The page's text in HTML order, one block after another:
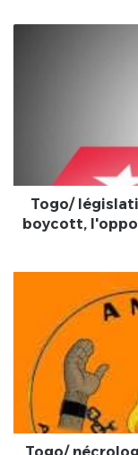
l'opposition
togolaise
encoreTogo/
boycott,
Lawson
rendu
l'âme